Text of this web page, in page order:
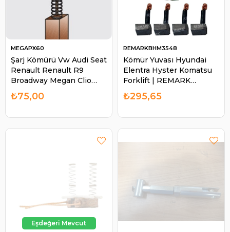
Şarj Kömürü Vw Audi Seat
Renault Renault R9
Broadway Megan Clio
Kango PX-60 Mega
4,5*6,5*15,5 | MEGA PX60
MEGAPX60
₺75,00
Kömür Yuvası Hyundai
Elentra Hyster Komatsu
Forklift | REMARK
BHM3548
REMARKBHM3548
₺295,65